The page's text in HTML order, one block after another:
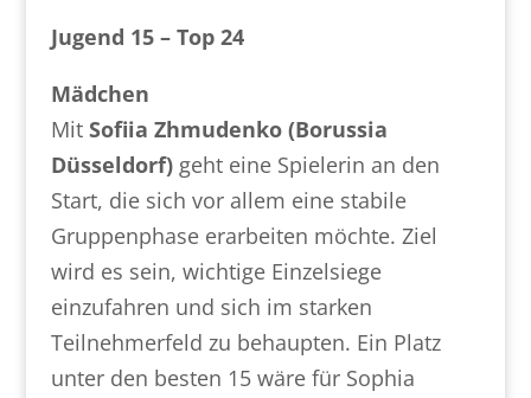
Jugend 15 – Top 24
Mädchen
Mit Sofiia Zhmudenko (Borussia
Düsseldorf) geht eine Spielerin an den
Start, die sich vor allem eine stabile
Gruppenphase erarbeiten möchte. Ziel
wird es sein, wichtige Einzelsiege
einzufahren und sich im starken
Teilnehmerfeld zu behaupten. Ein Platz
unter den besten 15 wäre für Sophia